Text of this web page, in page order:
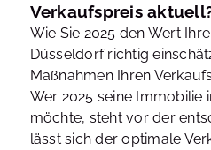
Verkaufspreis
Wie Sie 2025 den Wert
Düsseldorf richtig
Maßnahmen Ihren
Wer 2025 seine Immobilie
möchte, steht vor der
lässt sich der optimale